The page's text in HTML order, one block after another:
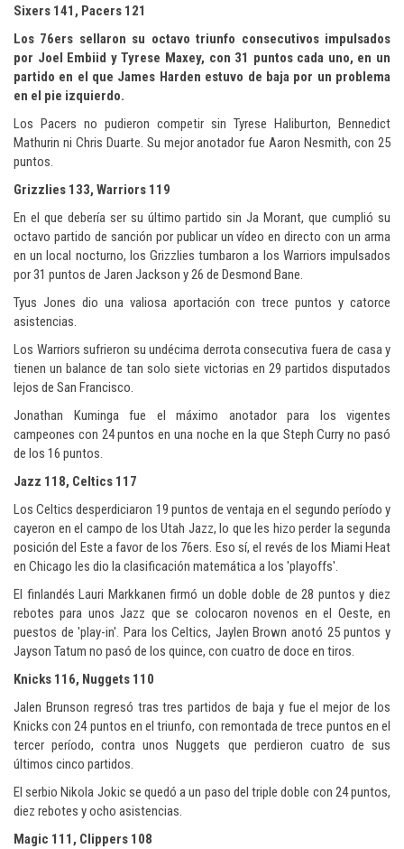
Sixers 141, Pacers 121
Los 76ers sellaron su octavo triunfo consecutivos impulsados
por Joel Embiid y Tyrese Maxey, con 31 puntos cada uno, en un
partido en el que James Harden estuvo de baja por un problema
en el pie izquierdo.
Los Pacers no pudieron competir sin Tyrese Haliburton, Bennedict
Mathurin ni Chris Duarte. Su mejor anotador fue Aaron Nesmith, con 25
puntos.
Grizzlies 133, Warriors 119
En el que debería ser su último partido sin Ja Morant, que cumplió su
octavo partido de sanción por publicar un vídeo en directo con un arma
en un local nocturno, los Grizzlies tumbaron a los Warriors impulsados
por 31 puntos de Jaren Jackson y 26 de Desmond Bane.
Tyus Jones dio una valiosa aportación con trece puntos y catorce
asistencias.
Los Warriors sufrieron su undécima derrota consecutiva fuera de casa y
tienen un balance de tan solo siete victorias en 29 partidos disputados
lejos de San Francisco.
Jonathan Kuminga fue el máximo anotador para los vigentes
campeones con 24 puntos en una noche en la que Steph Curry no pasó
de los 16 puntos.
Jazz 118, Celtics 117
Los Celtics desperdiciaron 19 puntos de ventaja en el segundo período y
cayeron en el campo de los Utah Jazz, lo que les hizo perder la segunda
posición del Este a favor de los 76ers. Eso sí, el revés de los Miami Heat
en Chicago les dio la clasificación matemática a los 'playoffs'.
El finlandés Lauri Markkanen firmó un doble doble de 28 puntos y diez
rebotes para unos Jazz que se colocaron novenos en el Oeste, en
puestos de 'play-in'. Para los Celtics, Jaylen Brown anotó 25 puntos y
Jayson Tatum no pasó de los quince, con cuatro de doce en tiros.
Knicks 116, Nuggets 110
Jalen Brunson regresó tras tres partidos de baja y fue el mejor de los
Knicks con 24 puntos en el triunfo, con remontada de trece puntos en el
tercer período, contra unos Nuggets que perdieron cuatro de sus
últimos cinco partidos.
El serbio Nikola Jokic se quedó a un paso del triple doble con 24 puntos,
diez rebotes y ocho asistencias.
Magic 111, Clippers 108